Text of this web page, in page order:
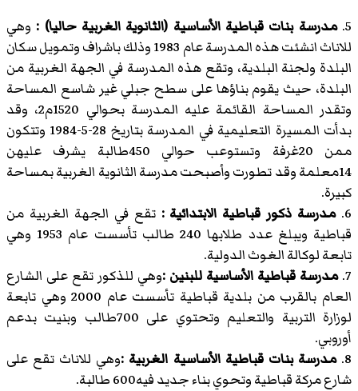
5. مدرسة بنات قباطية الأساسية (الثانوية الغربية حاليا) : وهي
للاناث انشئت هذه المدرسة عام 1983 وذلك باشراف وتمويل سكان
البلدة ولجنة البلدية، وتقع هذه المدرسة في الجهة الغربية من
البلدة، حيث يقوم بناؤها على سطح جبلي غير شاسع المساحة
وتقدر المساحة القائمة عليه المدرسة بحوالي 1520م2، وقد
بدأت المسيرة التعليمية في المدرسة بتاريخ 28-5-1984 وتتكون
ممن 20غرفة وتستوعب حوالي 450طالبة يشرف عليهن
14معلمة وقد تطورت وأصبحت مدرسة الثانوية الغربية بمساحة
كبيرة.
6. مدرسة ذكور قباطية الابتدائية : تقع في الجهة الغربية من
قباطية ويبلغ عدد طلابها 240 طالب تأسست عام 1953 وهي
تابعة لوكالة الغوث الدولية.
7. مدرسة قباطية الأساسية للبنين :وهي للذكور تقع على الشارع
العام بالقرب من بلدية قباطية تأسست عام 2000 وهي تابعة
لوزارة التربية والتعليم وتحتوي على 700طالب وبنيت بدعم
أوروبي.
8. مدرسة بنات قباطية الأساسية الغربية :وهي للاناث تقع على
شارع مركة قباطية وتحوي بناء جديد فيه600 طالبة.